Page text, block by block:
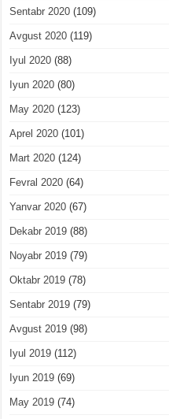
Sentabr 2020 (109)
Avgust 2020 (119)
Iyul 2020 (88)
Iyun 2020 (80)
May 2020 (123)
Aprel 2020 (101)
Mart 2020 (124)
Fevral 2020 (64)
Yanvar 2020 (67)
Dekabr 2019 (88)
Noyabr 2019 (79)
Oktabr 2019 (78)
Sentabr 2019 (79)
Avgust 2019 (98)
Iyul 2019 (112)
Iyun 2019 (69)
May 2019 (74)